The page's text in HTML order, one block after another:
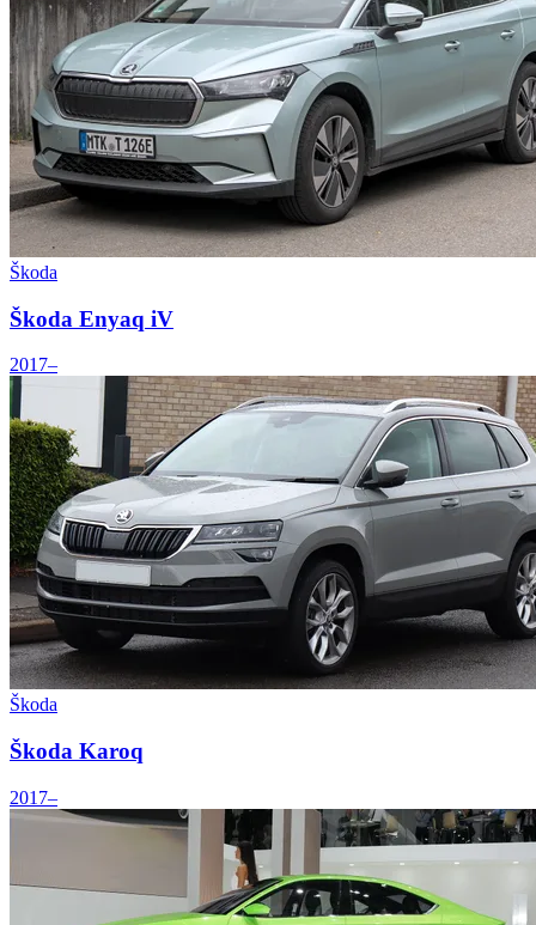
Škoda
Škoda Enyaq iV
2017–
Škoda
Škoda Karoq
2017–